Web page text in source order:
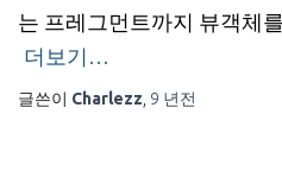
는 프레그먼트까지 뷰객체
더보기…
글쓴이 Charlezz 9 년전